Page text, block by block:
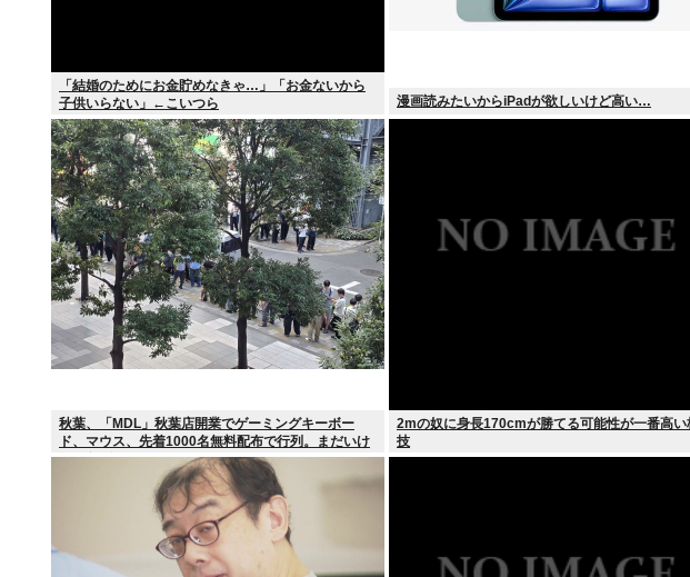
「結婚のためにお金貯めなきゃ…」「お金ないから
子供いらない」←こいつら
漫画読みたいからiPadが欲しいけど高い…
秋葉、「MDL」秋葉店開業でゲーミングキーボー
ド、マウス、先着1000名無料配布で行列。まだいけ
るぞ急げ!!
2mの奴に身長170cmが勝てる可能性が一番高い
技